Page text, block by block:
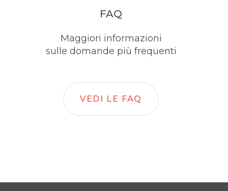
FAQ
Maggiori informazioni
sulle domande più frequenti
VEDI LE FAQ